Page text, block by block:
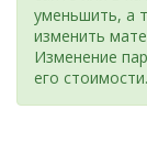
уменьшить, а
изменить
Изменение
его стоимости.